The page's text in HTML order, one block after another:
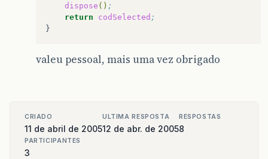
dispose () ;
return
codSelected ;
valeu pessoal, mais uma vez obrigado
CRIADO
11 de abril de 2005
ULTIMA RESPOSTA
12 de abr. de 2005
RESPOSTAS
8
PARTICIPANTES
3